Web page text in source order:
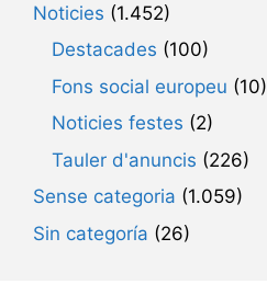
Noticies (1.452)
Destacades (100)
Fons social europeu (10)
Noticies festes (2)
Tauler d'anuncis (226)
Sense categoria (1.059)
Sin categoría (26)